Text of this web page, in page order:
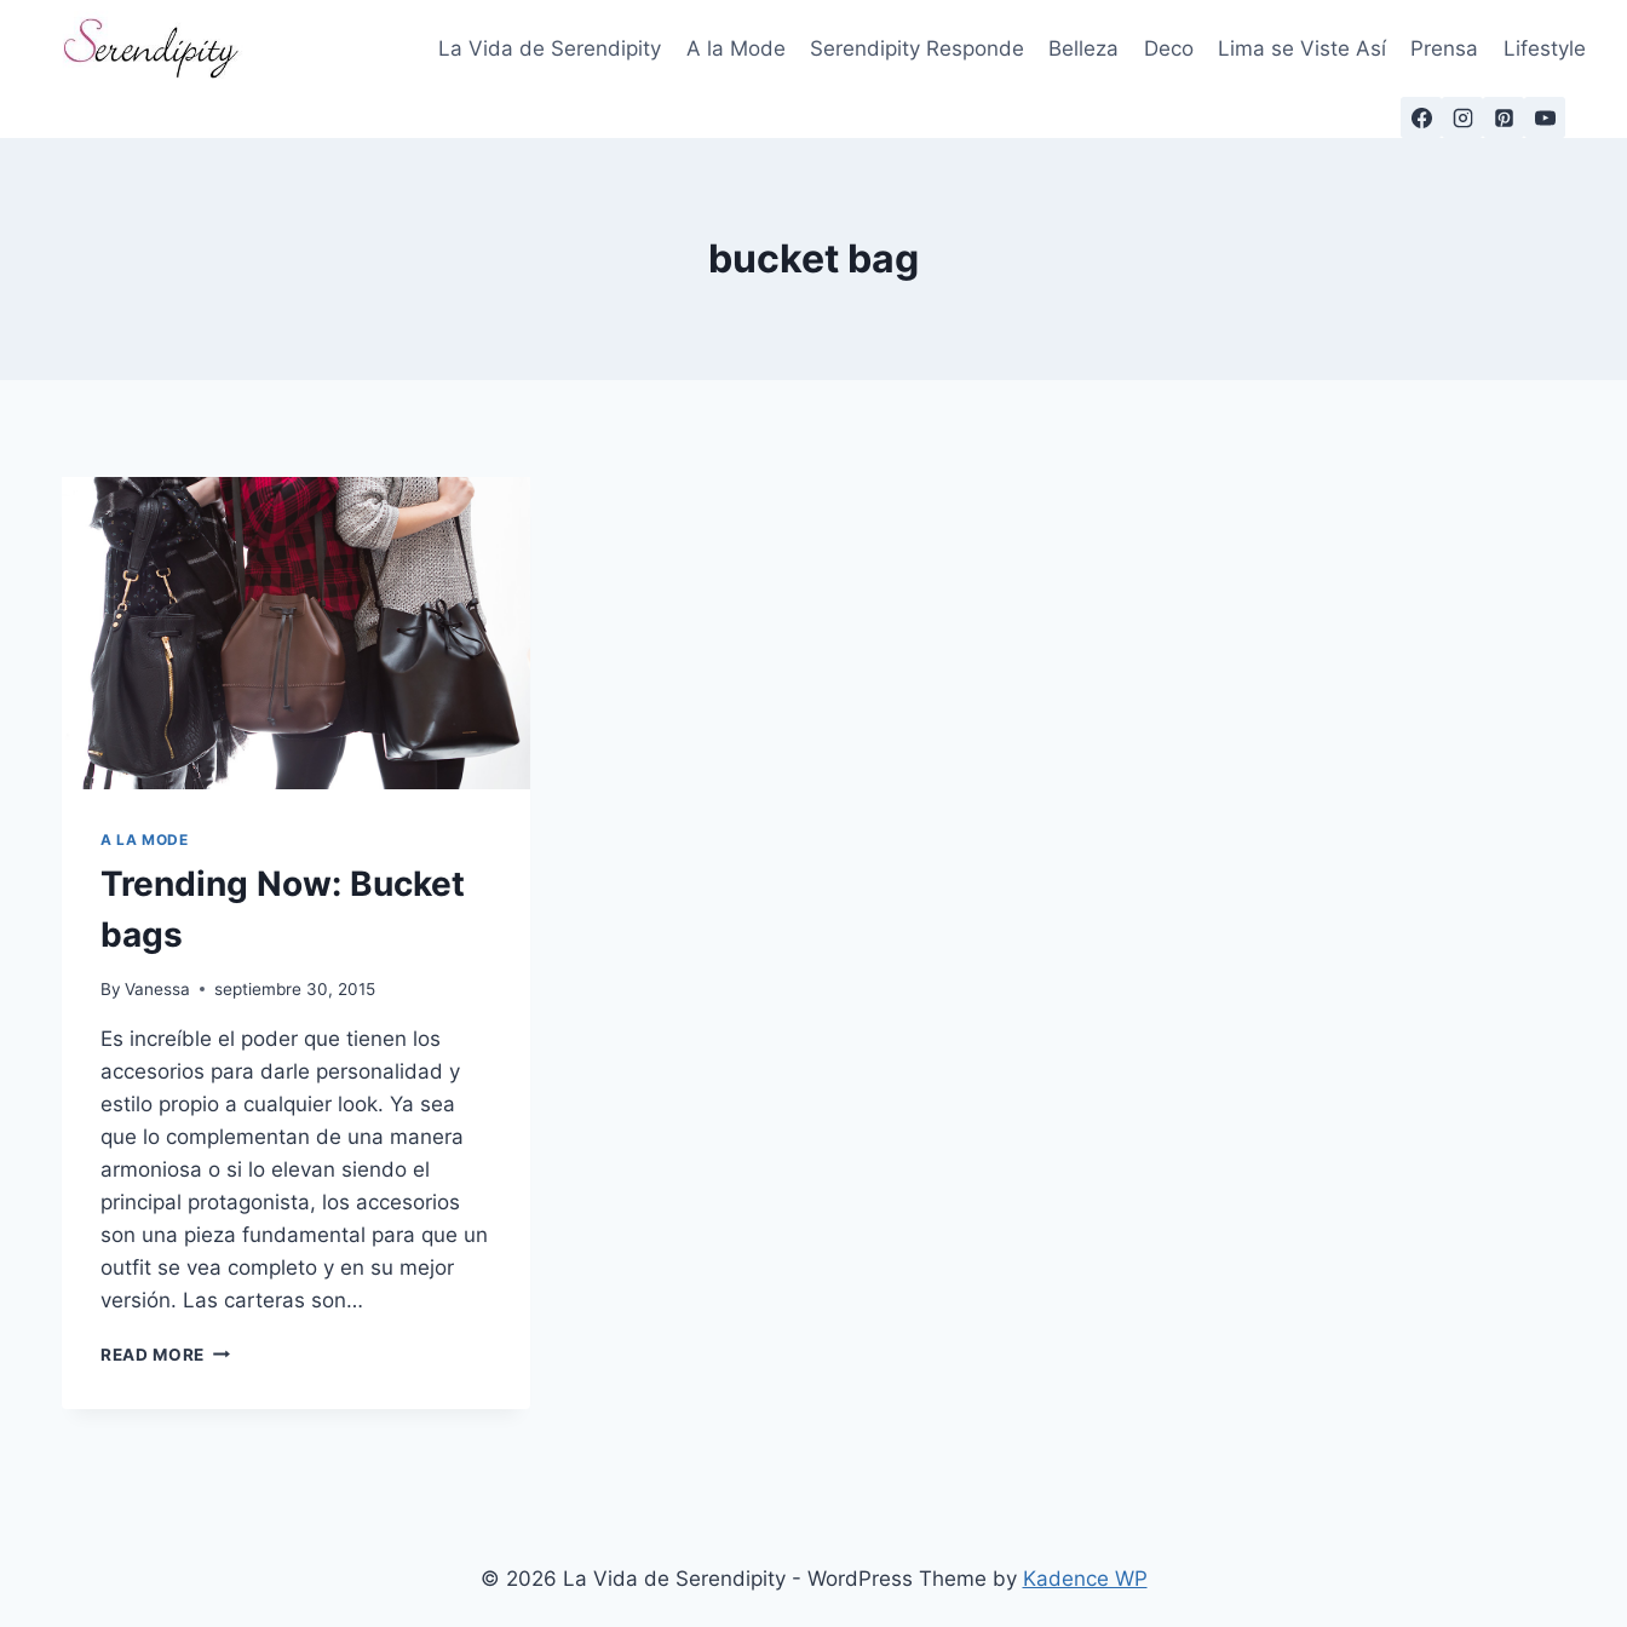
La Vida de Serendipity A la Mode Serendipity Responde Belleza Deco Lima se Viste Así Prensa Lifestyle
bucket bag
A LA MODE
Trending Now: Bucket
bags
By Vanessa septiembre 30, 2015
Es increíble el poder que tienen los
accesorios para darle personalidad y
estilo propio a cualquier look. Ya sea
que lo complementan de una manera
armoniosa o si lo elevan siendo el
principal protagonista, los accesorios
son una pieza fundamental para que un
outfit se vea completo y en su mejor
versión. Las carteras son…
READ MORE TRENDING
© 2026 La Vida de Serendipity - WordPress Theme by Kadence WP